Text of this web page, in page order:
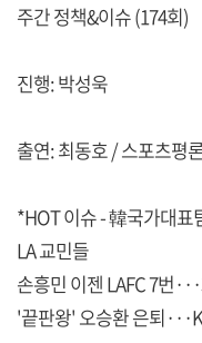
주간 정책&이슈 (174회)
진행: 박성욱
출연: 최동호 / 스포츠평
*HOT 이슈 - 韓국가대표
LA 교민들
손흥민 이젠 LAFC 7번
'끝판왕' 오승환 은퇴